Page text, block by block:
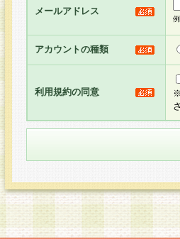
るものとします。
5.当社がお聞きする個人情報
のと考えております。従って、
合には、当社はその個人情報
社の取扱商品やサービス等を
い。
6.当社は、お客様から当社が
められた場合には、ご本人様
せ先となります。
第2条 会員の資格
1.会員とは、本規約等を承諾の
メールアドレス
アカウントの種類
利用規約の同意